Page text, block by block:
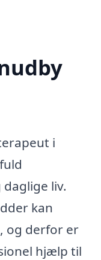
i
liv.
kan
og derfor er
hjælp til